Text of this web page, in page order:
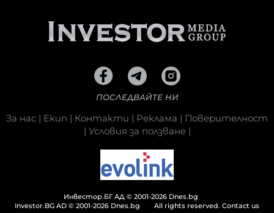
ПОСЛЕДВАЙТЕ НИ
За нас | Екип | Контакти | Реклама | Поверителност
| Условия за ползване|
Инвестор.БГ АД © 2001-2026 Dnes.bg
Investor.BG AD © 2001-2026 Dnes.bg
All rights reserved. Contact us